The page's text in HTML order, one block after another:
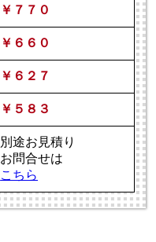
￥７７０
￥６６０
￥６２７
￥５８３
別途お見積り
お問合せは
こちら